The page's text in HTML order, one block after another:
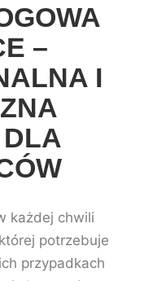
–
I
każdej chwili
potrzebuje
przypadkach